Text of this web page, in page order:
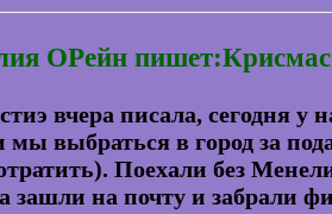
ОРейн пишет:Крисмас
вчера писала, сегодня у
выбраться в город за
Поехали без
зашли на почту и забрали